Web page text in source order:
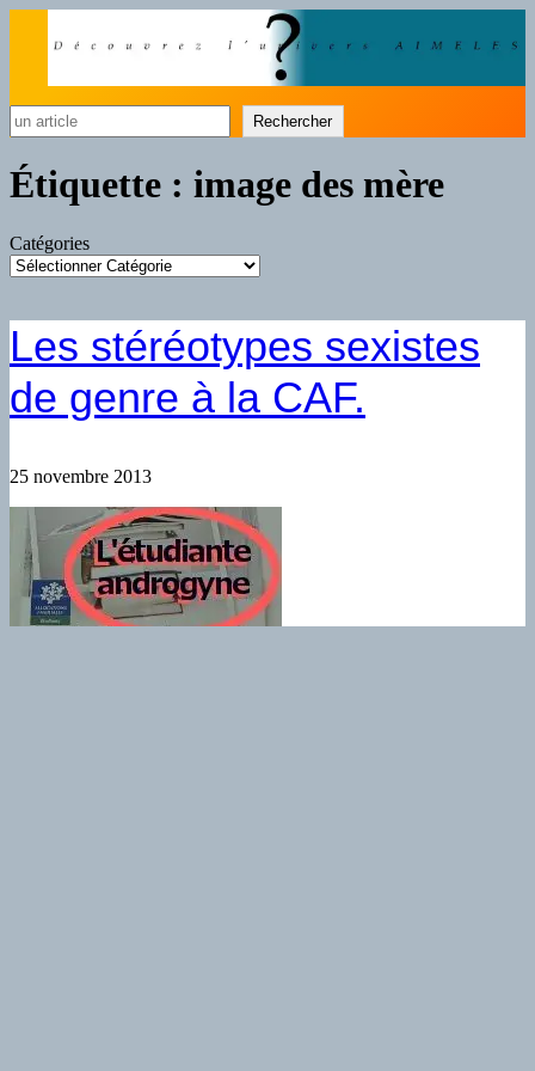
Rechercher
Étiquette : image des mère
Catégories
Les stéréotypes sexistes
de genre à la CAF.
25 novembre 2013